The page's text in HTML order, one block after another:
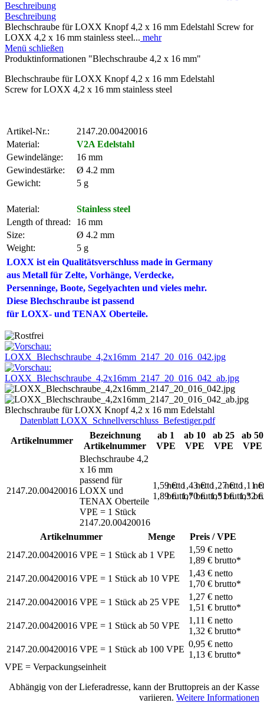
Beschreibung
Beschreibung
Blechschraube für LOXX Knopf 4,2 x 16 mm Edelstahl Screw for
LOXX 4,2 x 16 mm stainless steel... mehr
Menü schließen
Produktinformationen "Blechschraube 4,2 x 16 mm"
Blechschraube für LOXX Knopf 4,2 x 16 mm Edelstahl
Screw for LOXX 4,2 x 16 mm stainless steel
Artikel-Nr.:
2147.20.00420016
Material:
V2A Edelstahl
Gewindelänge:
16 mm
Gewindestärke:
Ø 4.2 mm
Gewicht:
5 g
Material:
Stainless steel
Length of thread:
16 mm
Size:
Ø 4.2 mm
Weight:
5 g
LOXX ist ein Qualitätsverschluss made in Germany
aus Metall für Zelte, Vorhänge, Verdecke,
Persenninge, Boote, Segelyachten und vieles mehr.
Diese Blechschraube ist passend
für LOXX- und TENAX Oberteile.
Blechschraube für LOXX Knopf 4,2 x 16 mm Edelstahl
Datenblatt LOXX_Schnellverschluss_Befestiger.pdf
Artikelnummer
Bezeichnung
Artikelnummer
ab 1
VPE
ab 10
VPE
ab 25
VPE
ab 50
VPE
2147.20.00420016
Blechschraube 4,2
x 16 mm
passend für
LOXX und
TENAX Oberteile
VPE = 1 Stück
2147.20.00420016
1,59 €
netto
1,89 €brutto*
1,43 €
netto
1,70 €brutto*
1,27 €
netto
1,51 €brutto*
1,11
1,32
Artikelnummer Menge
Preis / VPE
2147.20.00420016 VPE = 1 Stück ab 1 VPE
1,59 €netto
1,89 €brutto*
2147.20.00420016 VPE = 1 Stück ab 10 VPE
1,43 €netto
1,70 €brutto*
2147.20.00420016 VPE = 1 Stück ab 25 VPE
1,27 €netto
1,51 €brutto*
2147.20.00420016 VPE = 1 Stück ab 50 VPE
1,11 €netto
1,32 €brutto*
2147.20.00420016 VPE = 1 Stück ab 100 VPE
0,95 €netto
1,13 €brutto*
VPE = Verpackungseinheit
Abhängig von der Lieferadresse, kann der Bruttopreis an der Kasse
variieren. Weitere Informationen